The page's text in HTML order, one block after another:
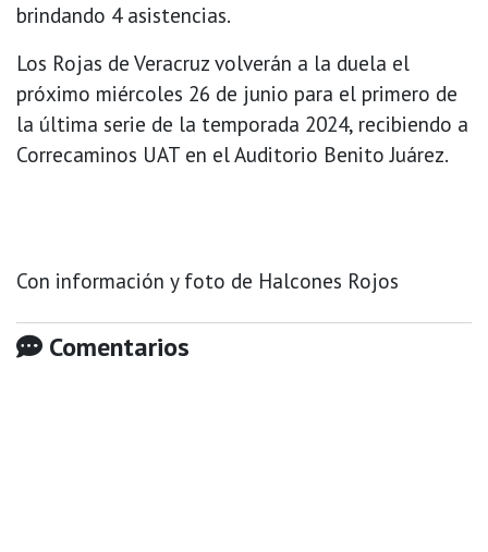
brindando 4 asistencias.
Los Rojas de Veracruz volverán a la duela el
próximo miércoles 26 de junio para el primero de
la última serie de la temporada 2024, recibiendo a
Correcaminos UAT en el Auditorio Benito Juárez.
Con información y foto de Halcones Rojos
Comentarios